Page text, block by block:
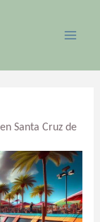
Santa Cruz de